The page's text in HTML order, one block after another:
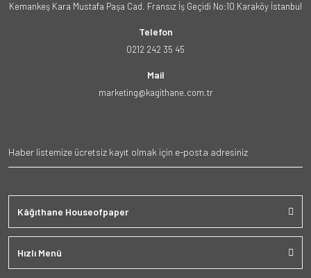
Kemankeş Kara Mustafa Paşa Cad. Fransız İş Geçidi No:10 Karaköy İstanbul
Telefon
0212 242 35 45
Mail
marketing@kagithane.com.tr
Kâğıthane Houseofpaper
Hızlı Menü